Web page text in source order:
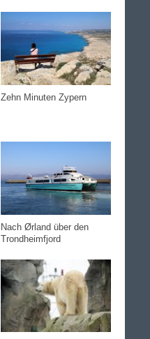
Zehn Minuten Zypern
Nach Ørland über den
Trondheimfjord